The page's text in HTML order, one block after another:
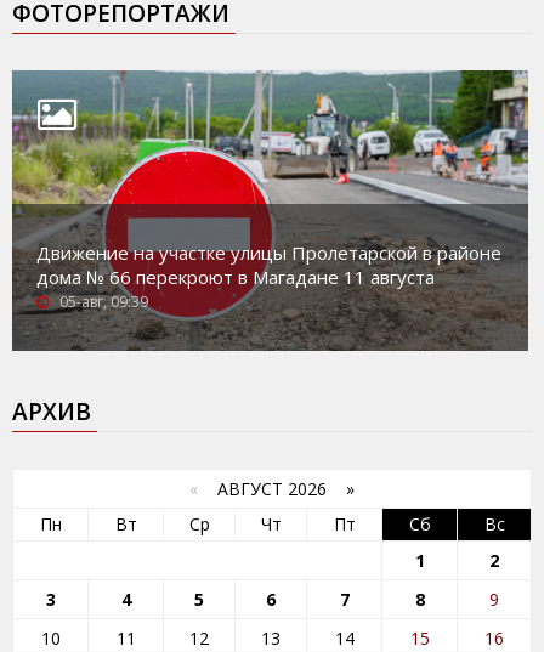
ФОТОРЕПОРТАЖИ
Движение на участке улицы Пролетарской в районе
дома № 66 перекроют в Магадане 11 августа
05-авг, 09:39
АРХИВ
« АВГУСТ 2026 »
Пн
Вт Ср Чт Пт Сб
Вс
1
2
3
4 5 6 7 8
9
10
11 12 13 14 15
16